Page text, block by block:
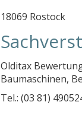
18069 Rostock
Olditax
Baumaschinen,
Tel.: (03 81)